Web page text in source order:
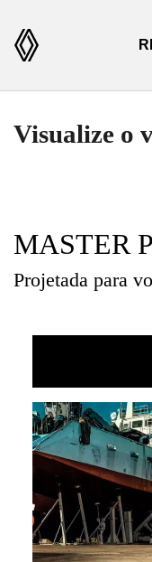
Visualize o
MASTER
Projetada para
Anterior